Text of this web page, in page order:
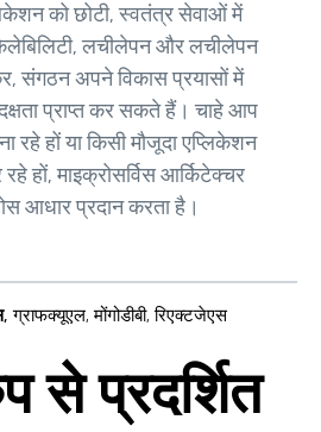
को छोटी, स्वतंत्र सेवाओं में
लचीलेपन और लचीलेपन
संगठन अपने विकास प्रयासों में
प्राप्त कर सकते हैं। चाहे आप
रहे हों या किसी मौजूदा एप्लिकेशन
हों, माइक्रोसर्विस आर्किटेक्चर
आधार प्रदान करता है।
, ग्राफक्यूएल,मोंगोडीबी,रिएक्टजेएस
से प्रदर्शित